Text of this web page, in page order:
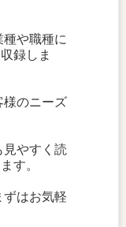
種や職種に
録しま
様のニーズ
見やすく読
す。
ずはお気軽